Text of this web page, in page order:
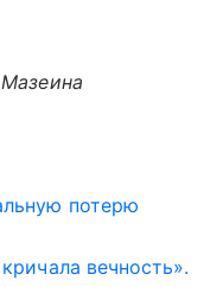
потерю
вечность».